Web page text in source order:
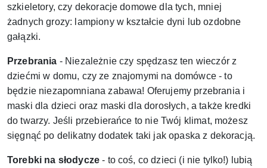
szkieletory, czy dekoracje domowe dla tych, mniej
żadnych grozy: lampiony w kształcie dyni lub ozdobne
gałązki.
Przebrania - Niezależnie czy spędzasz ten wieczór z
dziećmi w domu, czy ze znajomymi na domówce - to
będzie niezapomniana zabawa! Oferujemy przebrania i
maski dla dzieci oraz maski dla dorosłych, a także kredki
do twarzy. Jeśli przebierańce to nie Twój klimat, możesz
sięgnąć po delikatny dodatek taki jak opaska z dekoracją.
Torebki na słodycze - to coś, co dzieci (i nie tylko!) lubią